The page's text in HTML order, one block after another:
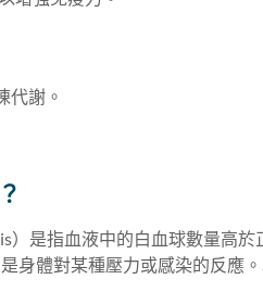
代謝。
）是指血液中的白血球數量高
身體對某種壓力或感染的反應